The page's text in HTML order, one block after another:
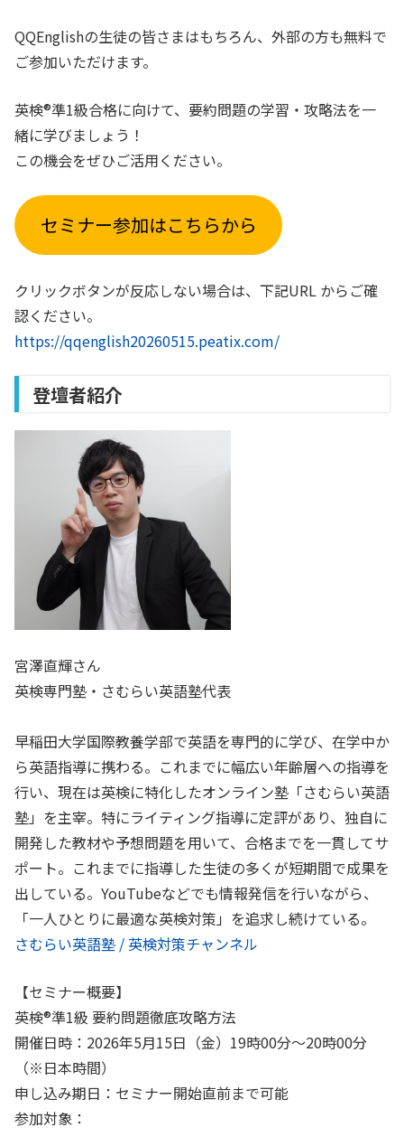
QQEnglishの生徒の皆さまはもちろん、外部の方も無料で
ご参加いただけます。
英検®準1級合格に向けて、要約問題の学習・攻略法を一
緒に学びましょう！
この機会をぜひご活用ください。
セミナー参加はこちらから
クリックボタンが反応しない場合は、下記URL からご確
認ください。
https://qqenglish20260515.peatix.com/
登壇者紹介
宮澤直輝さん
英検専門塾・さむらい英語塾代表
早稲田大学国際教養学部で英語を専門的に学び、在学中か
ら英語指導に携わる。これまでに幅広い年齢層への指導を
行い、現在は英検に特化したオンライン塾「さむらい英語
塾」を主宰。特にライティング指導に定評があり、独自に
開発した教材や予想問題を用いて、合格までを一貫してサ
ポート。これまでに指導した生徒の多くが短期間で成果を
出している。YouTubeなどでも情報発信を行いながら、
「一人ひとりに最適な英検対策」を追求し続けている。
さむらい英語塾 / 英検対策チャンネル
【セミナー概要】
英検®準1級 要約問題徹底攻略方法
開催日時：2026年5月15日（金）19時00分〜20時00分
（※日本時間）
申し込み期日：セミナー開始直前まで可能
参加対象：